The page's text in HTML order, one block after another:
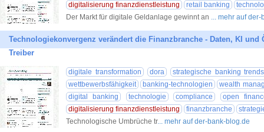
digitalisierung finanzdienstleistung
retail banking
Der Markt für digitale Geldanlage gewinnt an ... mehr auf
Technologiekonvergenz verändert die Finanzbranche - Daten, KI und
Treiber
digitale transformation dora
strategische banking trends
wettbewerbsfähigkeit
banking-technologien
wealth
digital banking
technologie compliance
open
digitalisierung finanzdienstleistung
finanzbranche
Technologische Umbrüche tr... mehr auf der-bank-blog.de